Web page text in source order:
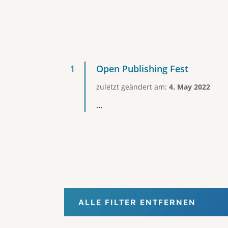
Open Publishing Fest
zuletzt geändert am: 4. May 2022
...
ALLE FILTER ENTFERNEN